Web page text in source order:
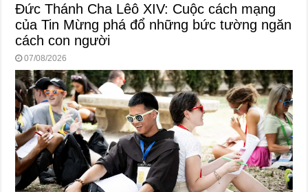
Đức Thánh Cha Lêô XIV: Cuộc cách mạng
của Tin Mừng phá đổ những bức tường ngăn
cách con người
07/08/2026